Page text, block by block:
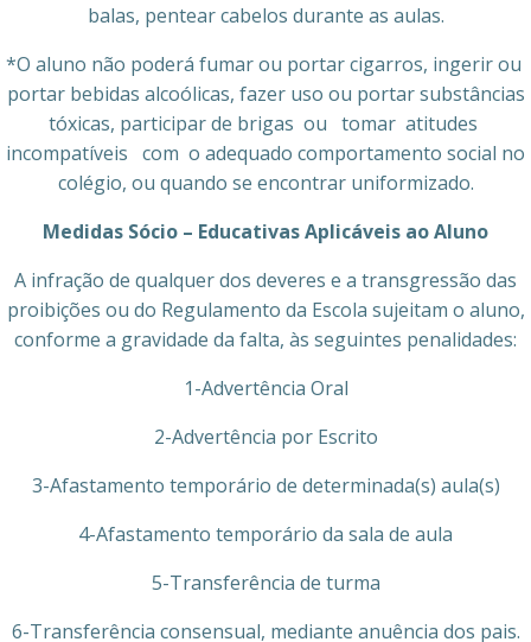
balas, pentear cabelos durante as aulas.
*O aluno não poderá fumar ou portar cigarros, ingerir ou
portar bebidas alcoólicas, fazer uso ou portar substâncias
tóxicas, participar de brigas ou tomar atitudes
incompatíveis com o adequado comportamento social no
colégio, ou quando se encontrar uniformizado.
Medidas Sócio – Educativas Aplicáveis ao Aluno
A infração de qualquer dos deveres e a transgressão das
proibições ou do Regulamento da Escola sujeitam o aluno,
conforme a gravidade da falta, às seguintes penalidades:
1-Advertência Oral
2-Advertência por Escrito
3-Afastamento temporário de determinada(s) aula(s)
4-Afastamento temporário da sala de aula
5-Transferência de turma
6-Transferência consensual, mediante anuência dos pais.